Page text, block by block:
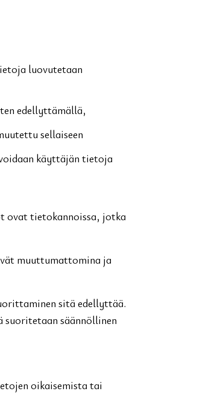
luovutetaan
edellyttämällä,
sellaiseen
käyttäjän tietoja
ovat tietokannoissa, jotka
muuttumattomina ja
sitä edellyttää.
säännöllinen
oikaisemista tai